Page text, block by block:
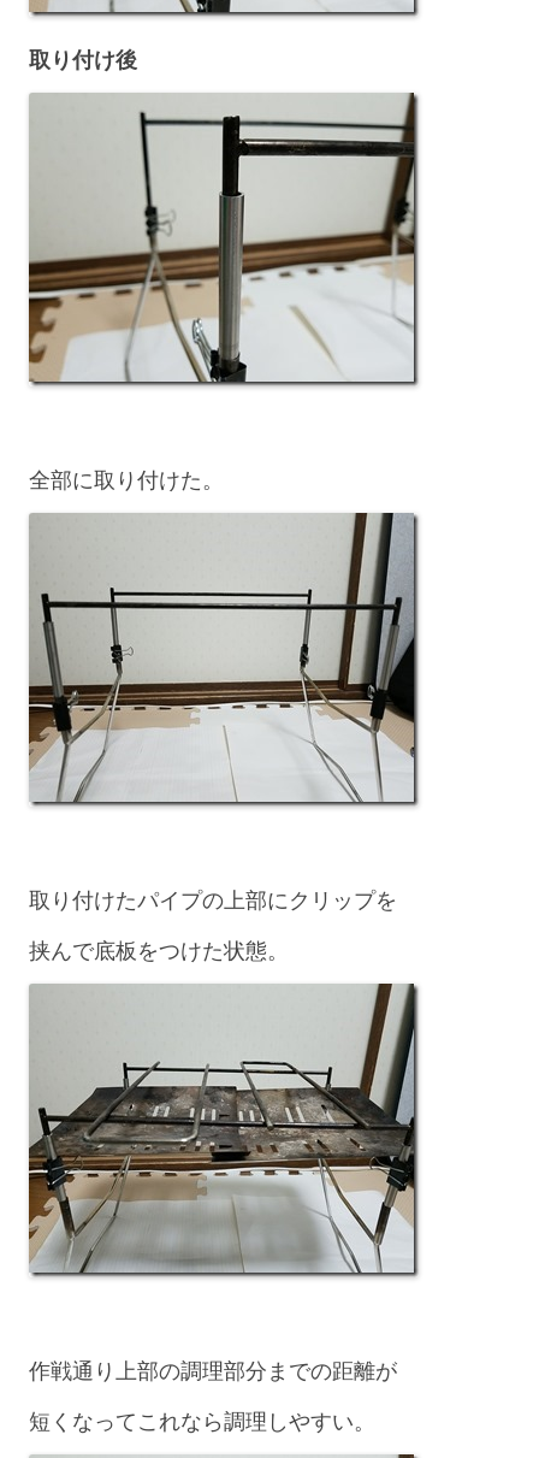
取り付け後
全部に取り付けた。
取り付けたパイプの上部にクリップを
挟んで底板をつけた状態。
作戦通り上部の調理部分までの距離が
短くなってこれなら調理しやすい。